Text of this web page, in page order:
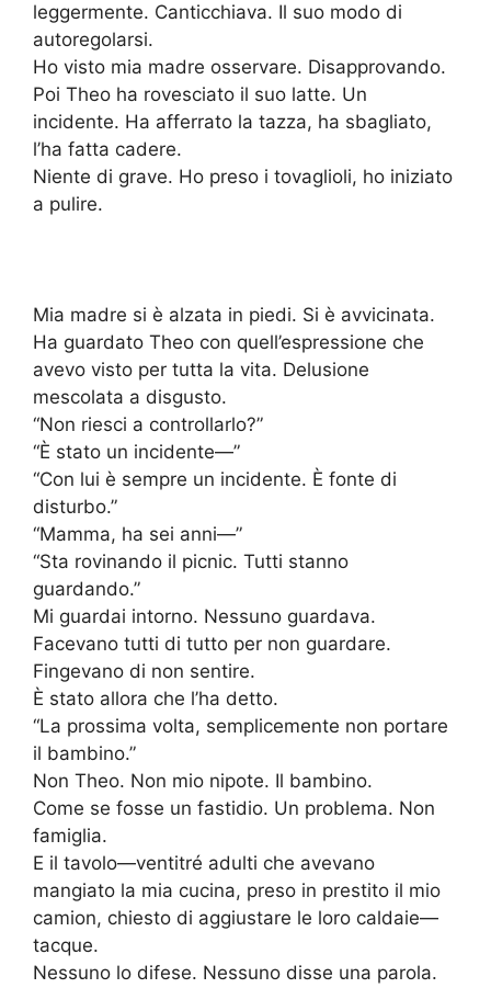
leggermente. Canticchiava. Il suo modo di
autoregolarsi.
Ho visto mia madre osservare. Disapprovando.
Poi Theo ha rovesciato il suo latte. Un
incidente. Ha afferrato la tazza, ha sbagliato,
l’ha fatta cadere.
Niente di grave. Ho preso i tovaglioli, ho iniziato
a pulire.
Mia madre si è alzata in piedi. Si è avvicinata.
Ha guardato Theo con quell’espressione che
avevo visto per tutta la vita. Delusione
mescolata a disgusto.
“Non riesci a controllarlo?”
“È stato un incidente—”
“Con lui è sempre un incidente. È fonte di
disturbo.”
“Mamma, ha sei anni—”
“Sta rovinando il picnic. Tutti stanno
guardando.”
Mi guardai intorno. Nessuno guardava.
Facevano tutti di tutto per non guardare.
Fingevano di non sentire.
È stato allora che l’ha detto.
“La prossima volta, semplicemente non portare
il bambino.”
Non Theo. Non mio nipote. Il bambino.
Come se fosse un fastidio. Un problema. Non
famiglia.
E il tavolo—ventitré adulti che avevano
mangiato la mia cucina, preso in prestito il mio
camion, chiesto di aggiustare le loro caldaie—
tacque.
Nessuno lo difese. Nessuno disse una parola.